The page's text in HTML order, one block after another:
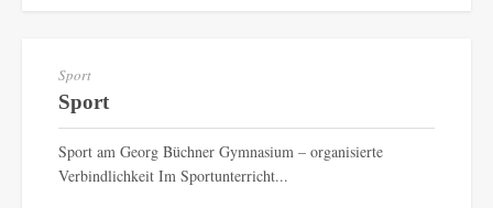
Sport
Sport
Sport am Georg Büchner Gymnasium – organisierte
Verbindlichkeit Im Sportunterricht...